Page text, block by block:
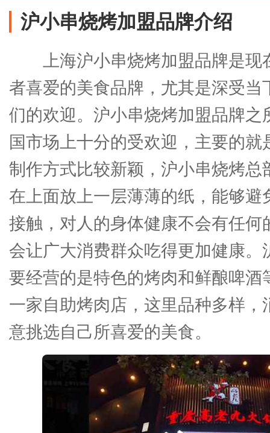
沪小串烧烤加盟品牌介绍
上海沪小串烧烤加盟品牌是
者喜爱的美食品牌，尤其是深受当
们的欢迎。沪小串烧烤加盟品牌之
国市场上十分的受欢迎，主要的就
制作方式比较新颖，沪小串烧烤总
在上面放上一层薄薄的纸，能够避
接触，对人的身体健康不会有任何
会让广大消费群众吃得更加健康。
要经营的是特色的烤肉和鲜酿啤酒
一家自助烤肉店，这里品种多样，
意挑选自己所喜爱的美食。